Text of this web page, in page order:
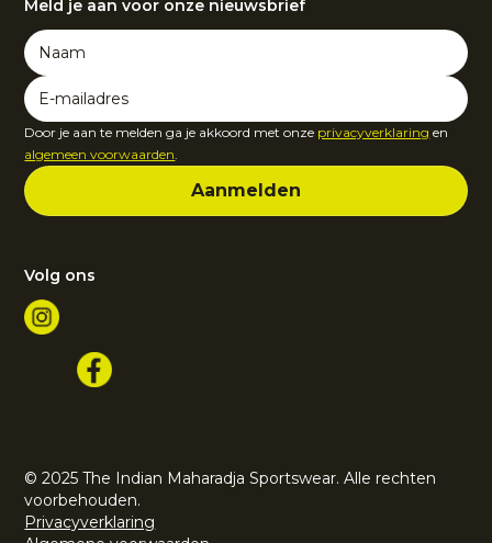
Meld je aan voor onze nieuwsbrief
Door je aan te melden ga je akkoord met onze privacyverklaring en
algemeen voorwaarden
Volg ons
© 2025 The Indian Maharadja Sportswear. Alle rechten
voorbehouden.
Privacyverklaring